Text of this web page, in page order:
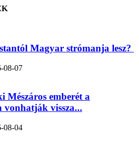
Magyar strómanja lesz?
08-07
Mészáros emberét a
vonhatják vissza...
08-04